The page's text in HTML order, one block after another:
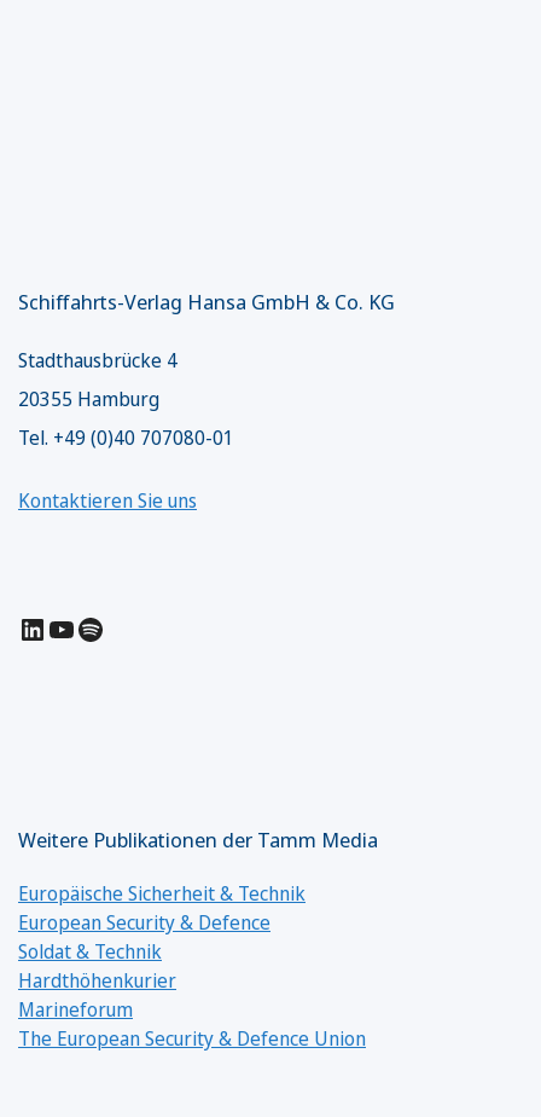
Schiffahrts-Verlag Hansa GmbH & Co. KG
Stadthausbrücke 4
20355 Hamburg
Tel. +49 (0)40 707080-01
Kontaktieren Sie uns
LinkedIn
YouTube
Spotify
Weitere Publikationen der Tamm Media
Europäische Sicherheit & Technik
European Security & Defence
Soldat & Technik
Hardthöhenkurier
Marineforum
The European Security & Defence Union